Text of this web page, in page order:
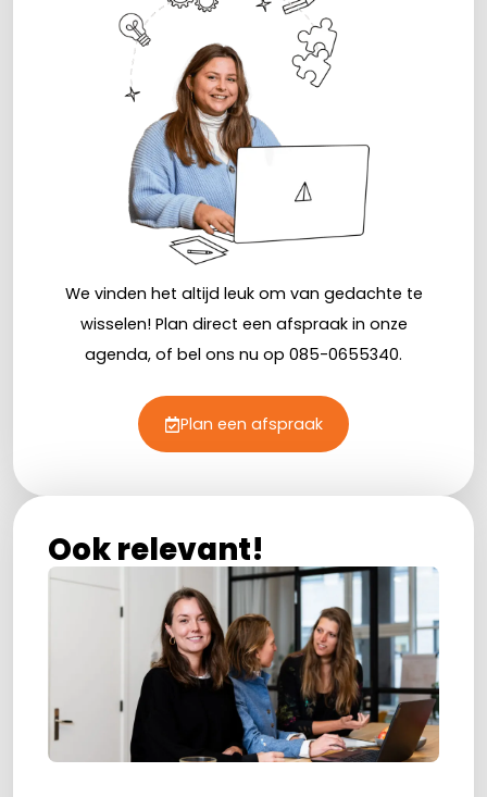
We vinden het altijd leuk om van gedachte te
wisselen! Plan direct een afspraak in onze
agenda, of bel ons nu op 085-0655340.
Plan een afspraak
Ook relevant!